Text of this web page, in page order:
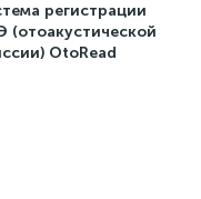
регистрации
(отоакустической
OtoRead